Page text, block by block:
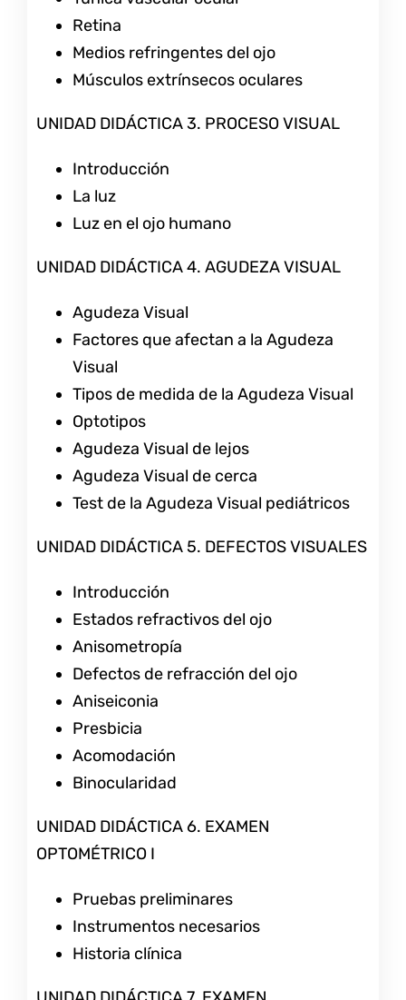
Retina
Medios refringentes del ojo
Músculos extrínsecos oculares
UNIDAD DIDÁCTICA 3. PROCESO VISUAL
Introducción
La luz
Luz en el ojo humano
UNIDAD DIDÁCTICA 4. AGUDEZA VISUAL
Agudeza Visual
Factores que afectan a la Agudeza
Visual
Tipos de medida de la Agudeza Visual
Optotipos
Agudeza Visual de lejos
Agudeza Visual de cerca
Test de la Agudeza Visual pediátricos
UNIDAD DIDÁCTICA 5. DEFECTOS VISUALES
Introducción
Estados refractivos del ojo
Anisometropía
Defectos de refracción del ojo
Aniseiconia
Presbicia
Acomodación
Binocularidad
UNIDAD DIDÁCTICA 6. EXAMEN
OPTOMÉTRICO I
Pruebas preliminares
Instrumentos necesarios
Historia clínica